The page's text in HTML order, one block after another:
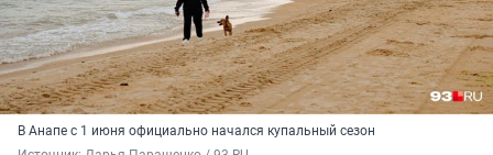
В Анапе с 1 июня официально начался купальный сезон